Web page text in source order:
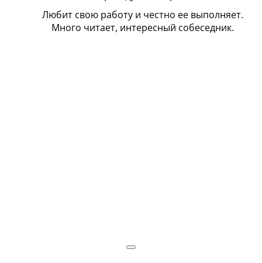
Любит свою работу и честно ее выполняет.
Много читает, интересный собеседник.